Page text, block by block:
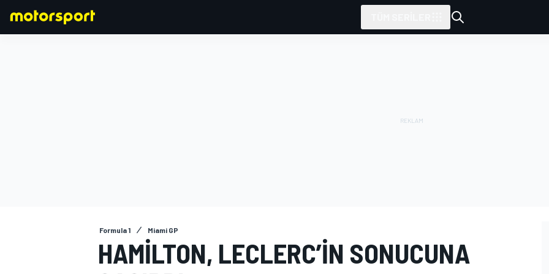
Formula 1 Miami GP
HAMILTON, LECLERC’IN SONUCUNA